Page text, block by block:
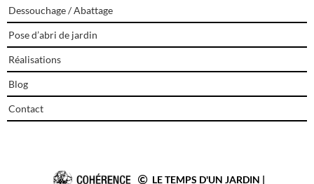
Dessouchage / Abattage
Pose d’abri de jardin
Réalisations
Blog
Contact
LE TEMPS D'UN JARDIN